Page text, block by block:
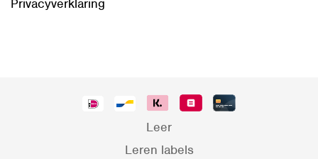
Privacyverklaring
Leer
Leren labels